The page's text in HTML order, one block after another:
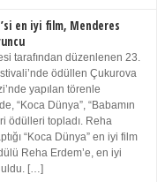
en iyi film, Menderes
tarafından düzenlenen 23.
ödüllen Çukurova
yapılan törenle
“Koca Dünya”, “Babamın
ödülleri topladı. Reha
“Koca Dünya” en iyi film
Reha Erdem’e, en iyi
[…]